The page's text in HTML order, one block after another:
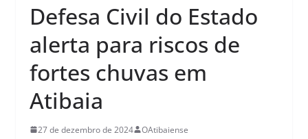
Defesa Civil do Estado
alerta para riscos de
fortes chuvas em
Atibaia
27 de dezembro de 2024 OAtibaiense